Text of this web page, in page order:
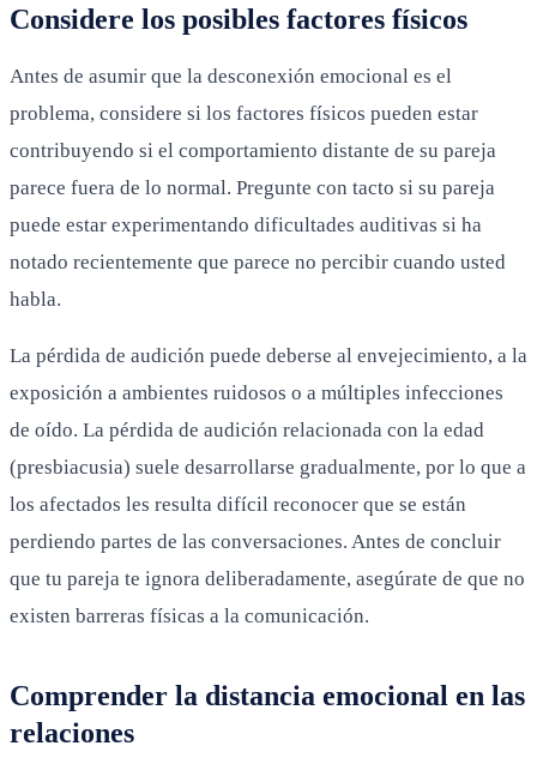
Considere los posibles factores físicos
Antes de asumir que la desconexión emocional es el
problema, considere si los factores físicos pueden estar
contribuyendo si el comportamiento distante de su pareja
parece fuera de lo normal. Pregunte con tacto si su pareja
puede estar experimentando dificultades auditivas si ha
notado recientemente que parece no percibir cuando usted
habla.
La pérdida de audición puede deberse al envejecimiento, a la
exposición a ambientes ruidosos o a múltiples infecciones
de oído. La pérdida de audición relacionada con la edad
(presbiacusia) suele desarrollarse gradualmente, por lo que a
los afectados les resulta difícil reconocer que se están
perdiendo partes de las conversaciones. Antes de concluir
que tu pareja te ignora deliberadamente, asegúrate de que no
existen barreras físicas a la comunicación.
Comprender la distancia emocional en las
relaciones